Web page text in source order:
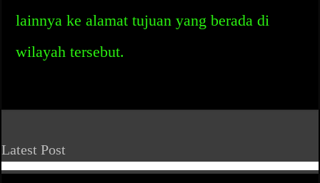
lainnya ke alamat tujuan yang berada di
wilayah tersebut.
Latest Post